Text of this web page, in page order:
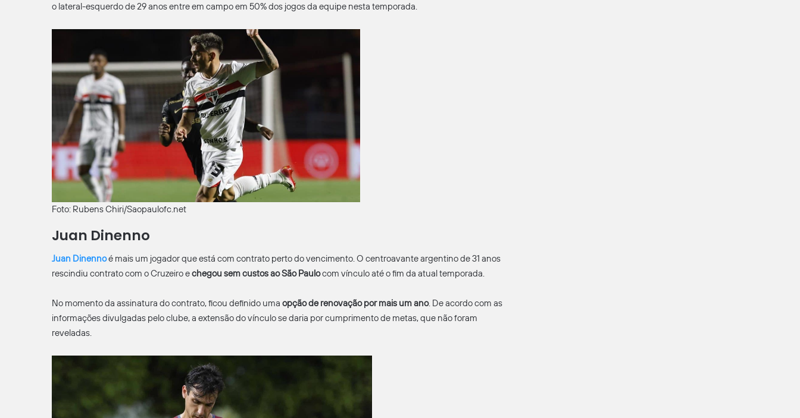
o lateral-esquerdo de 29 anos entre em campo em 50% dos jogos da equipe nesta temporada.
Foto: Rubens Chiri/Saopaulofc.net
Juan Dinenno
Juan Dinennoé mais um jogador que está com contrato perto do vencimento. O centroavante argentino de 31 anos
rescindiu contrato com o Cruzeiro echegou sem custos ao São Paulocom vínculo até o fim da atual temporada.
No momento da assinatura do contrato, ficou definido uma opção de renovação por mais um ano. De acordo com as
informações divulgadas pelo clube, a extensão do vínculo se daria por cumprimento de metas, que não foram
reveladas.